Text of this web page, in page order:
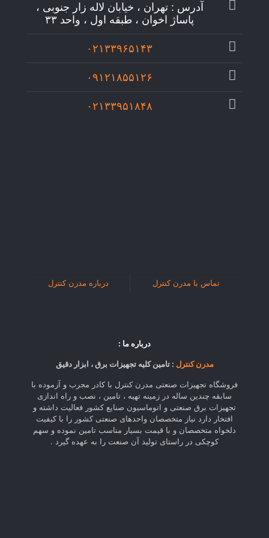
آدرس : تهران ، خیابان لاله زار جنوبی ،
پاساژ اخوان ، طبقه اول ، واحد ۳۳
۰۲۱۳۳۹۶۵۱۴۳
۰۹۱۲۱۸۵۵۱۲۶
۰۲۱۳۳۹۵۱۸۴۸
تماس با مدرن کنترل درباره مدرن کنترل
درباره ما :
مدرن کنترل : تامین کلیه تجهیزات برق ، ابزار دقیق
فروشگاه تجهیزات صنعتی مدرن کنترل با کادر مجرب و آزموده با
سابقه چندین ساله در زمینه تهیه ، تامین ، نصب و راه اندازی
تجهیزات برق صنعتی و اتوماسیون صنایع کشور فعالیت داشته و
افتخار دارد نیاز متخصصان واحدهای صنعتی کشور را با کیفیت
دلخواه متخصصان و با قیمت بسیار مناسب تامین نموده و سهم
کوچکی در راستای تولید آن صنعت را به عهده گیرد .